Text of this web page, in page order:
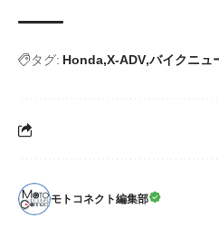
タグ: Honda X-ADV バイクニュ
モトコネクト編集部